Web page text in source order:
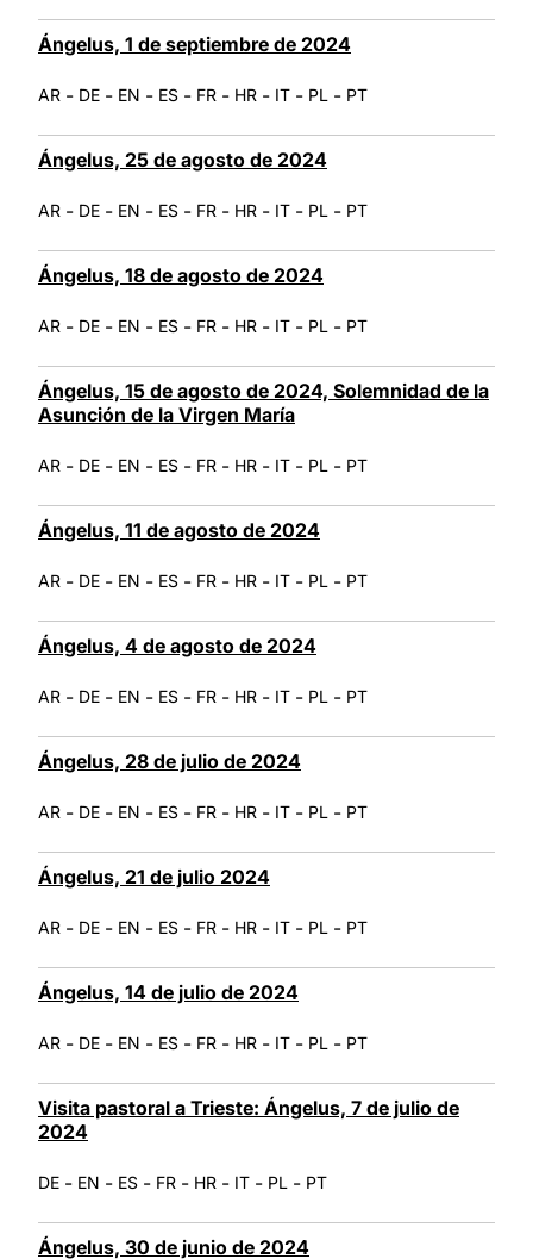
Ángelus, 1 de septiembre de 2024
AR - DE - EN - ES - FR - HR - IT - PL - PT
Ángelus, 25 de agosto de 2024
AR - DE - EN - ES - FR - HR - IT - PL - PT
Ángelus, 18 de agosto de 2024
AR - DE - EN - ES - FR - HR - IT - PL - PT
Ángelus, 15 de agosto de 2024, Solemnidad de la
Asunción de la Virgen María
AR - DE - EN - ES - FR - HR - IT - PL - PT
Ángelus, 11 de agosto de 2024
AR - DE - EN - ES - FR - HR - IT - PL - PT
Ángelus, 4 de agosto de 2024
AR - DE - EN - ES - FR - HR - IT - PL - PT
Ángelus, 28 de julio de 2024
AR - DE - EN - ES - FR - HR - IT - PL - PT
Ángelus, 21 de julio 2024
AR - DE - EN - ES - FR - HR - IT - PL - PT
Ángelus, 14 de julio de 2024
AR - DE - EN - ES - FR - HR - IT - PL - PT
Visita pastoral a Trieste: Ángelus, 7 de julio de
2024
DE - EN - ES - FR - HR - IT - PL - PT
Ángelus, 30 de junio de 2024